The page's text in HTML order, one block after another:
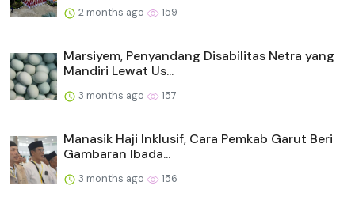
2 months ago 159
Marsiyem, Penyandang Disabilitas Netra yang
Mandiri Lewat Us...
3 months ago 157
Manasik Haji Inklusif, Cara Pemkab Garut Beri
Gambaran Ibada...
3 months ago 156